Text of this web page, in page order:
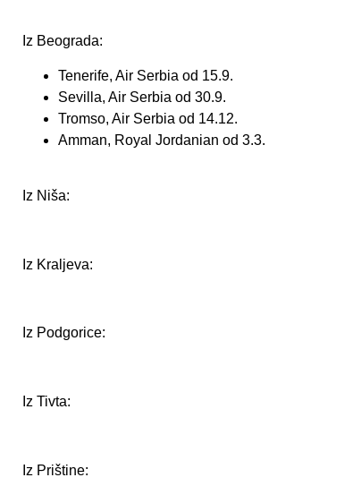
Iz Beograda:
Tenerife, Air Serbia od 15.9.
Sevilla, Air Serbia od 30.9.
Tromso, Air Serbia od 14.12.
Amman, Royal Jordanian od 3.3.
Iz Niša:
Iz Kraljeva:
Iz Podgorice:
Iz Tivta:
Iz Prištine: